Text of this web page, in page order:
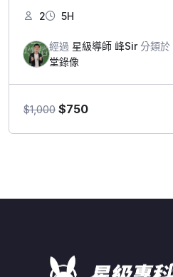
2 5H
經過 星級導師 峰Sir分類於
堂錄像
$1,000 $750